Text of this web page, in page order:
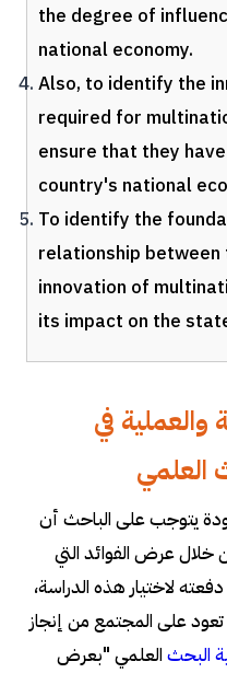
the degree of
national economy.
Also, to identify the
required for
ensure that they
country's national
To identify the
relationship
innovation of
its impact on the
والعملية في
العلمي
يتوجب على الباحث أن
خلال عرض الفوائد التي
لاختيار هذه الدراسة،
تعود على المجتمع من إنجاز
البحث العلمي "بعرض